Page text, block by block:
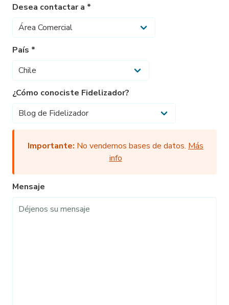
Desea contactar a *
País *
¿Cómo conociste Fidelizador?
Importante: No vendemos bases de datos. Más
info
Mensaje